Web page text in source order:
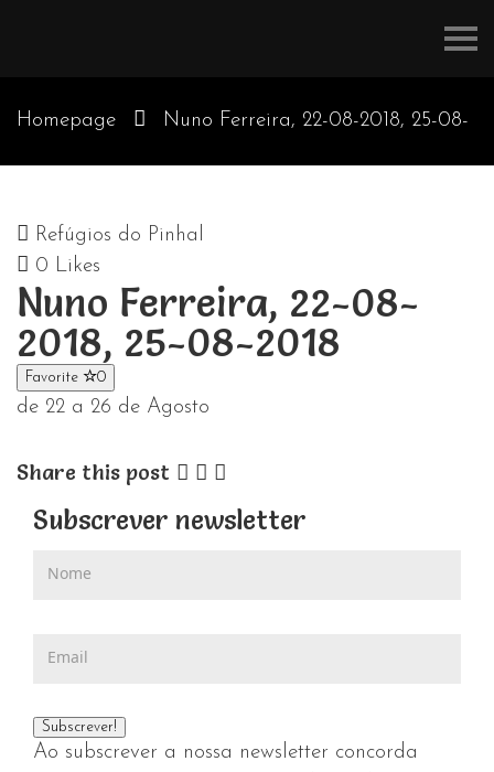
Homepage Nuno Ferreira, 22-08-2018, 25-08-
Refúgios do Pinhal
0 Likes
Nuno Ferreira, 22-08-
2018, 25-08-2018
Favorite 0
de 22 a 26 de Agosto
Share this post
Subscrever newsletter
Ao subscrever a nossa newsletter concorda